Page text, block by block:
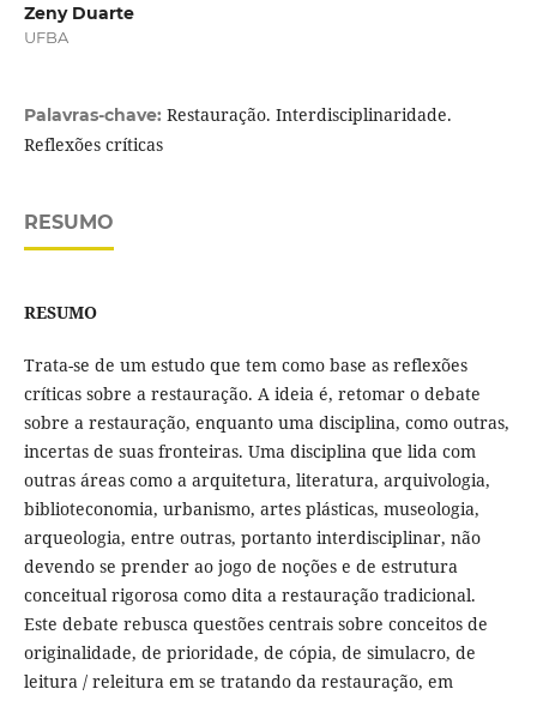
Zeny Duarte
UFBA
Palavras-chave: Restauração. Interdisciplinaridade.
Reflexões críticas
RESUMO
RESUMO
Trata-se de um estudo que tem como base as reflexões
críticas sobre a restauração. A ideia é, retomar o debate
sobre a restauração, enquanto uma disciplina, como outras,
incertas de suas fronteiras. Uma disciplina que lida com
outras áreas como a arquitetura, literatura, arquivologia,
biblioteconomia, urbanismo, artes plásticas, museologia,
arqueologia, entre outras, portanto interdisciplinar, não
devendo se prender ao jogo de noções e de estrutura
conceitual rigorosa como dita a restauração tradicional.
Este debate rebusca questões centrais sobre conceitos de
originalidade, de prioridade, de cópia, de simulacro, de
leitura / releitura em se tratando da restauração, em